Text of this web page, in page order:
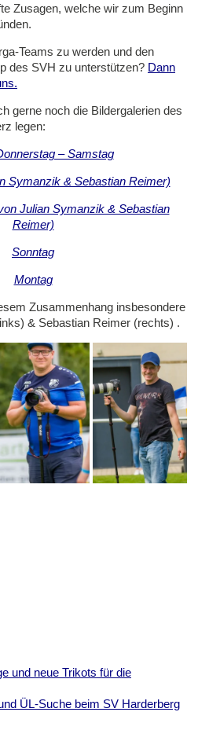
Zusagen, welche wir zum Beginn
Teams zu werden und den
des SVH zu unterstützen? Dann
gerne noch die Bildergalerien des
legen:
– Samstag
Symanzik & Sebastian Reimer)
Julian Symanzik & Sebastian
Reimer)
Sonntag
Montag
Zusammenhang insbesondere
& Sebastian Reimer (rechts) .
und neue Trikots für die
ÜL-Suche beim SV Harderberg